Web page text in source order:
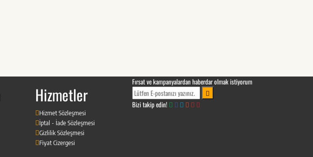
Hizmetler
Hizmet Sözleşmesi
İptal - İade Sözleşmesi
Gizlilik Sözleşmesi
Fiyat Cizergesi
Fırsat ve kampanyalardan haberdar olmak istiyorum
Bizi takip edin!